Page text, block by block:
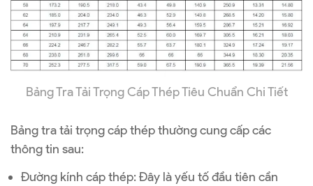
Bảng Tra Tải Trọng Cáp Thép Tiêu Chuẩn Chi Tiết
Bảng tra tải trọng cáp thép thường cung cấp các
thông tin sau:
Đường kính cáp thép: Đây là yếu tố đầu tiên cần